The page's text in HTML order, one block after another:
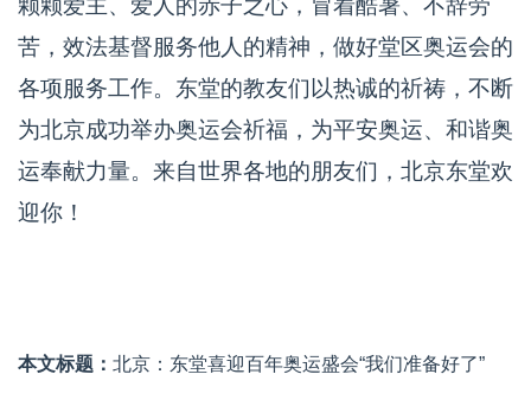
颗颗爱主、爱人的赤子之心，冒着酷暑、不辞劳
苦，效法基督服务他人的精神，做好堂区奥运会的
各项服务工作。东堂的教友们以热诚的祈祷，不断
为北京成功举办奥运会祈福，为平安奥运、和谐奥
运奉献力量。来自世界各地的朋友们，北京东堂欢
迎你！
本文标题： 北京：东堂喜迎百年奥运盛会“我们准备好了”